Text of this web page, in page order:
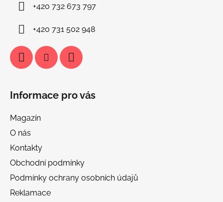
+420 732 673 797
+420 731 502 948
Informace pro vás
Magazín
O nás
Kontakty
Obchodní podmínky
Podmínky ochrany osobních údajů
Reklamace